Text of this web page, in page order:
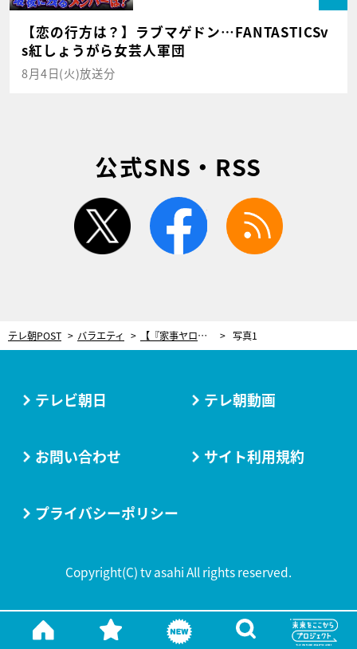
【恋の行方は？】ラブマゲドン…FANTASTICSv
s紅しょうがら女芸人軍団
8月4日(火)放送分
公式SNS・RSS
twitter facebook
テレ朝POST バラエティ 【『家事ヤロウ!!!』レシピ】余った食材を有効活用！節約プロ集団が教える「イガメンチ」 写真1
テレビ朝日 テレ朝動画
お問い合わせ サイト利用規約
プライバシーポリシー
Copyright(C) tv asahi All rights reserved.